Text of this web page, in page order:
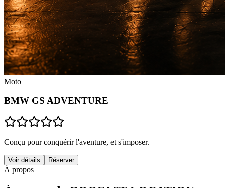
Moto
BMW GS ADVENTURE
Conçu pour conquérir l'aventure, et s'imposer.
Voir détails Réserver
À propos